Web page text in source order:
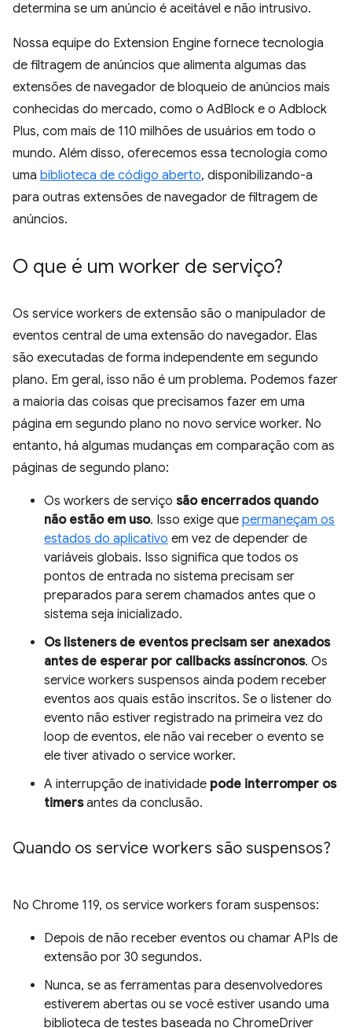
determina se um anúncio é aceitável e não intrusivo.
Nossa equipe do Extension Engine fornece tecnologia
de filtragem de anúncios que alimenta algumas das
extensões de navegador de bloqueio de anúncios mais
conhecidas do mercado, como o AdBlock e o Adblock
Plus, com mais de 110 milhões de usuários em todo o
mundo. Além disso, oferecemos essa tecnologia como
uma biblioteca de código aberto, disponibilizando-a
para outras extensões de navegador de filtragem de
anúncios.
O que é um worker de serviço?
Os service workers de extensão são o manipulador de
eventos central de uma extensão do navegador. Elas
são executadas de forma independente em segundo
plano. Em geral, isso não é um problema. Podemos fazer
a maioria das coisas que precisamos fazer em uma
página em segundo plano no novo service worker. No
entanto, há algumas mudanças em comparação com as
páginas de segundo plano:
Os workers de serviço são encerrados quando
não estão em uso. Isso exige que permaneçam os
estados do aplicativo em vez de depender de
variáveis globais. Isso significa que todos os
pontos de entrada no sistema precisam ser
preparados para serem chamados antes que o
sistema seja inicializado.
Os listeners de eventos precisam ser anexados
antes de esperar por callbacks assíncronos. Os
service workers suspensos ainda podem receber
eventos aos quais estão inscritos. Se o listener do
evento não estiver registrado na primeira vez do
loop de eventos, ele não vai receber o evento se
ele tiver ativado o service worker.
A interrupção de inatividade pode interromper os
timersantes da conclusão.
Quando os service workers são suspensos?
No Chrome 119, os service workers foram suspensos:
Depois de não receber eventos ou chamar APIs de
extensão por 30 segundos.
Nunca, se as ferramentas para desenvolvedores
estiverem abertas ou se você estiver usando uma
biblioteca de testes baseada no ChromeDriver